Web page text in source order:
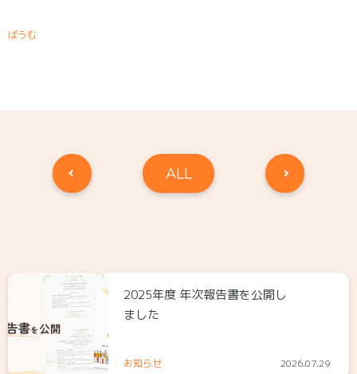
ばうむ
ALL
2025年度 年次報告書を公開し
ました
お知らせ 2026.07.29